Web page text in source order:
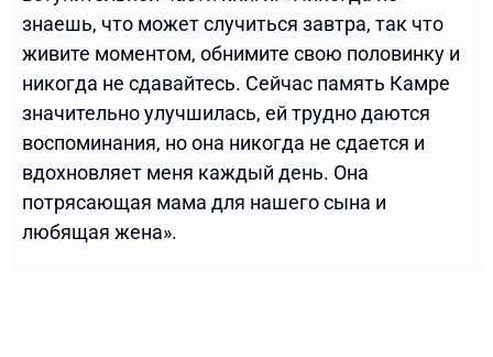
знаешь, что может случиться завтра, так что
живите моментом, обнимите свою половинку и
никогда не сдавайтесь. Сейчас память Камре
значительно улучшилась, ей трудно даются
воспоминания, но она никогда не сдается и
вдохновляет меня каждый день. Она
потрясающая мама для нашего сына и
любящая жена».